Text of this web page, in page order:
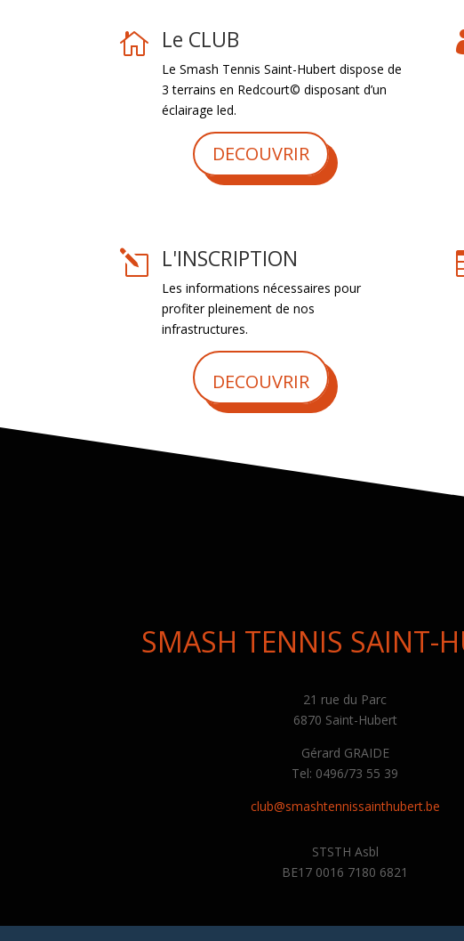
 Le CLUB
Le Smash Tennis Saint-Hubert dispose de
3 terrains en Redcourt© disposant d’un
éclairage led.
DECOUVRIR
l L'INSCRIPTION
Les informations nécessaires pour
profiter pleinement de nos
infrastructures.
DECOUVRIR
SMASH TENNIS SAINT-
21 rue du Parc
6870 Saint-Hubert
Gérard GRAIDE
Tel: 0496/73 55 39
club@smashtennissainthubert.be
STSTH Asbl
BE17 0016 7180 6821